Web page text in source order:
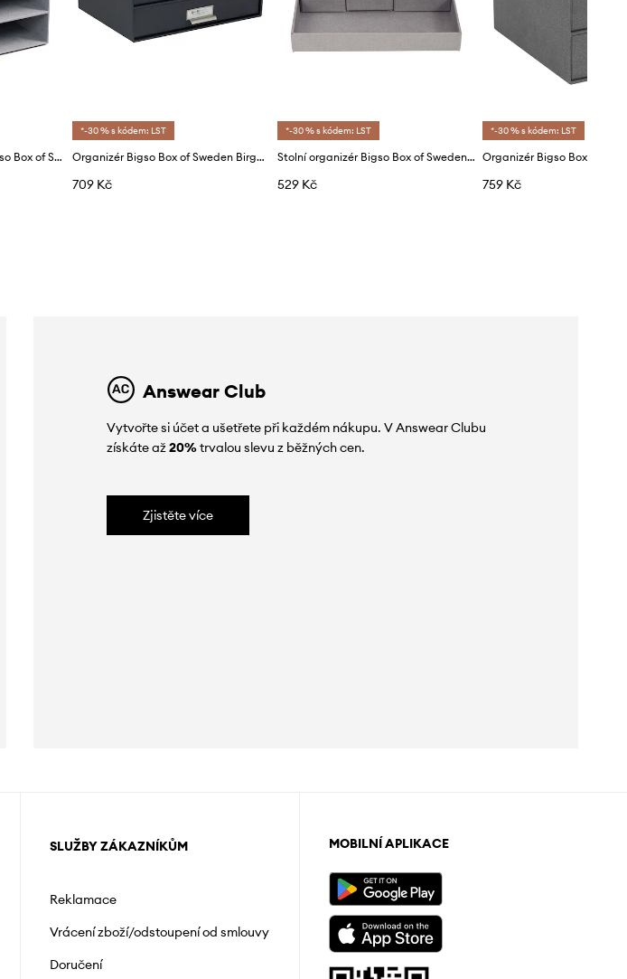
Organizér dokumentů Bigso Box of Sweden Trey
*-30 % s kódem: LST
Organizér Bigso Box of Sweden Birger
709 Kč
*-30 % s kódem: LST
Stolní organizér Bigso Box of Sweden Lena
529 Kč
*-30 % s kódem: LST
Organizér Bigso Box of
759 Kč
Answear Club
Vytvořte si účet a ušetřete při každém nákupu. V Answear Clubu
získáte až20%trvalou slevu z běžných cen.
Zjistěte více
SLUŽBY ZÁKAZNÍKŮM
Reklamace
Vrácení zboží/odstoupení od smlouvy
Doručení
MOBILNÍ APLIKACE